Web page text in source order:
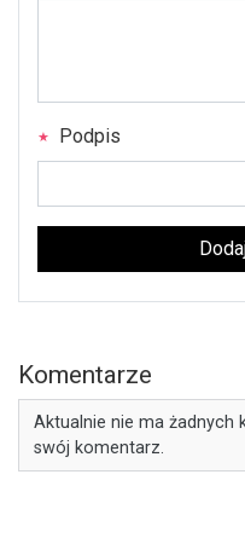
Podpis
Komentarze
Aktualnie nie ma żadnych
swój komentarz.